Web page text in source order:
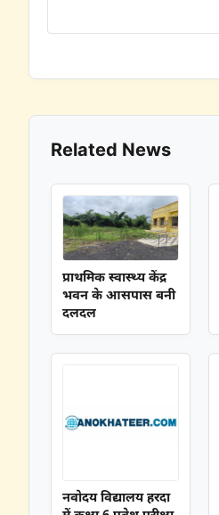
Related News
प्राथमिक स्वास्थ्य केंद्र
भवन के आसपास बनी
दलदल
नवोदय विद्यालय हरदा